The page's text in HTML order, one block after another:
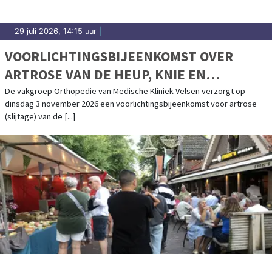
29 juli 2026, 14:15 uur
VOORLICHTINGSBIJEENKOMST OVER
ARTROSE VAN DE HEUP, KNIE EN
SCHOUDER IN MEDISCHE KLINIEK VELSEN
De vakgroep Orthopedie van Medische Kliniek Velsen verzorgt op
dinsdag 3 november 2026 een voorlichtingsbijeenkomst voor artrose
(slijtage) van de [...]